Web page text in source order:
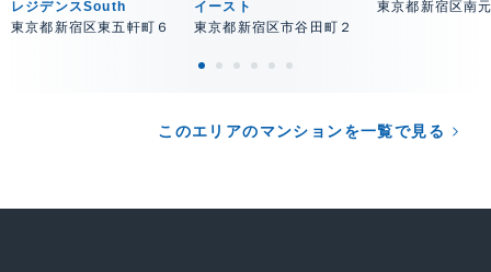
レジデンスSouth
東京都新宿区東五軒町６
イースト
東京都新宿区市谷田町２
東京都新宿区南
このエリアのマンションを一覧で見る